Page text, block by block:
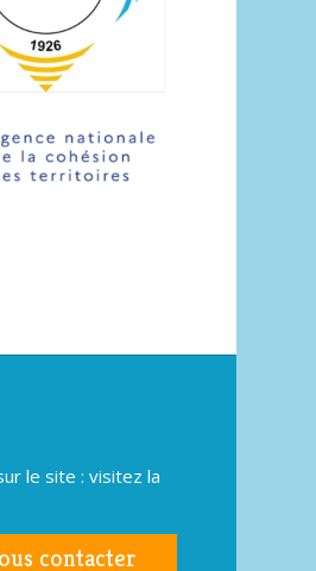
le site : visitez la
contacter